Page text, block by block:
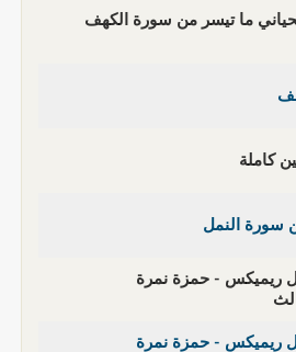
ما تيسر من سورة الكهف
كاملة
سورة النمل
ريميكس - حمزة نمرة
ريميكس - حمزة نمرة